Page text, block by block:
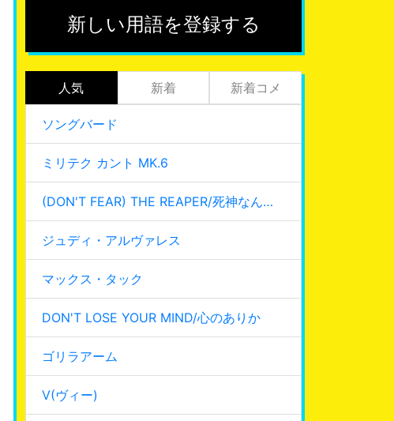
新しい用語を登録する
人気 新着 新着コメ
ソングバード
ミリテク カント MK.6
(DON'T FEAR) THE REAPER/死神なんて怖くない
ジュディ・アルヴァレス
マックス・タック
DON'T LOSE YOUR MIND/心のありか
ゴリラアーム
V(ヴィー)